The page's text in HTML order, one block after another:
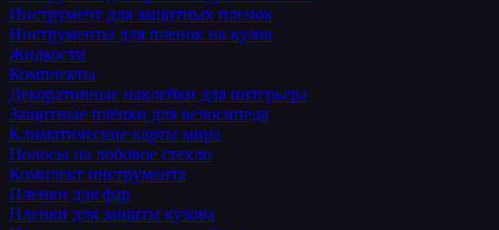
Инструмент для защитных пленок
Инструменты для пленок на кузов
Жидкости
Комплекты
Декоративные наклейки для интерьера
Защитные плёнки для велосипеда
Климатические карты мира
Полосы на лобовое стекло
Комплект инструмента
Пленки для фар
Пленки для защиты кузова